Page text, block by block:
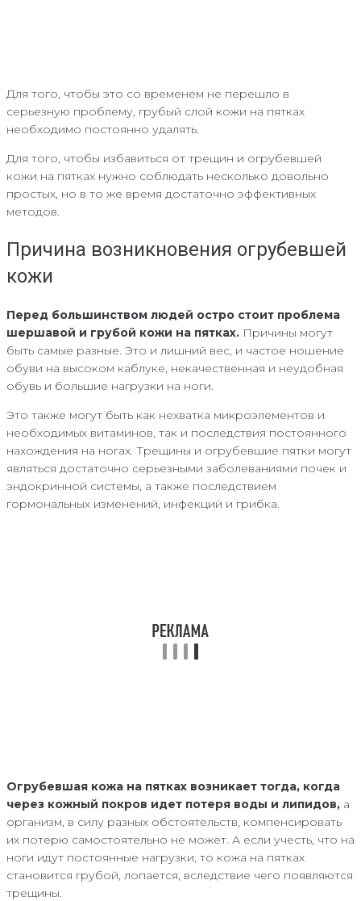
Для того, чтобы это со временем не перешло в
серьезную проблему, грубый слой кожи на пятках
необходимо постоянно удалять.
Для того, чтобы избавиться от трещин и огрубевшей
кожи на пятках нужно соблюдать несколько довольно
простых, но в то же время достаточно эффективных
методов.
Причина возникновения огрубевшей
кожи
Перед большинством людей остро стоит проблема
шершавой и грубой кожи на пятках. Причины могут
быть самые разные. Это и лишний вес, и частое ношение
обуви на высоком каблуке, некачественная и неудобная
обувь и большие нагрузки на ноги.
Это также могут быть как нехватка микроэлементов и
необходимых витаминов, так и последствия постоянного
нахождения на ногах. Трещины и огрубевшие пятки могут
являться достаточно серьезными заболеваниями почек и
эндокринной системы, а также последствием
гормональных изменений, инфекций и грибка.
Огрубевшая кожа на пятках возникает тогда, когда
через кожный покров идет потеря воды и липидов, а
организм, в силу разных обстоятельств, компенсировать
их потерю самостоятельно не может. А если учесть, что на
ноги идут постоянные нагрузки, то кожа на пятках
становится грубой, лопается, вследствие чего появляются
трещины.